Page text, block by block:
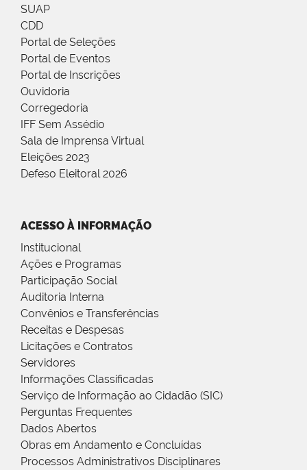
SUAP
CDD
Portal de Seleções
Portal de Eventos
Portal de Inscrições
Ouvidoria
Corregedoria
IFF Sem Assédio
Sala de Imprensa Virtual
Eleições 2023
Defeso Eleitoral 2026
ACESSO À INFORMAÇÃO
Institucional
Ações e Programas
Participação Social
Auditoria Interna
Convênios e Transferências
Receitas e Despesas
Licitações e Contratos
Servidores
Informações Classificadas
Serviço de Informação ao Cidadão (SIC)
Perguntas Frequentes
Dados Abertos
Obras em Andamento e Concluídas
Processos Administrativos Disciplinares